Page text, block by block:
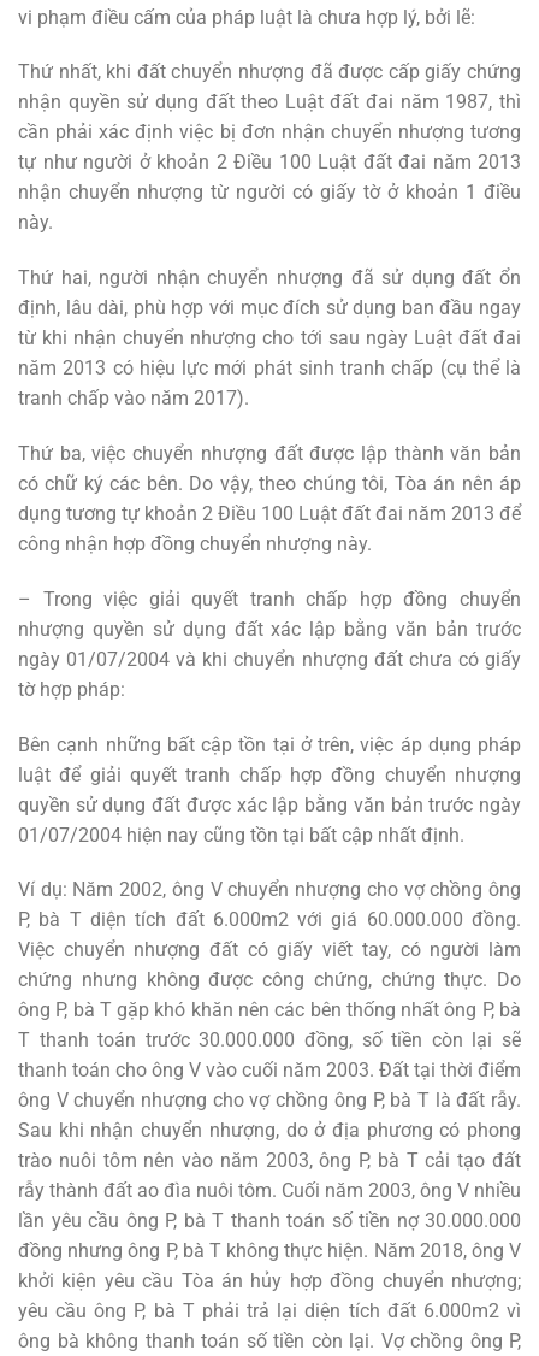
vi phạm điều cấm của pháp luật là chưa hợp lý, bởi lẽ:
Thứ nhất, khi đất chuyển nhượng đã được cấp giấy chứng
nhận quyền sử dụng đất theo Luật đất đai năm 1987, thì
cần phải xác định việc bị đơn nhận chuyển nhượng tương
tự như người ở khoản 2 Điều 100 Luật đất đai năm 2013
nhận chuyển nhượng từ người có giấy tờ ở khoản 1 điều
này.
Thứ hai, người nhận chuyển nhượng đã sử dụng đất ổn
định, lâu dài, phù hợp với mục đích sử dụng ban đầu ngay
từ khi nhận chuyển nhượng cho tới sau ngày Luật đất đai
năm 2013 có hiệu lực mới phát sinh tranh chấp (cụ thể là
tranh chấp vào năm 2017).
Thứ ba, việc chuyển nhượng đất được lập thành văn bản
có chữ ký các bên. Do vậy, theo chúng tôi, Tòa án nên áp
dụng tương tự khoản 2 Điều 100 Luật đất đai năm 2013 để
công nhận hợp đồng chuyển nhượng này.
– Trong việc giải quyết tranh chấp hợp đồng chuyển
nhượng quyền sử dụng đất xác lập bằng văn bản trước
ngày 01/07/2004 và khi chuyển nhượng đất chưa có giấy
tờ hợp pháp:
Bên cạnh những bất cập tồn tại ở trên, việc áp dụng pháp
luật để giải quyết tranh chấp hợp đồng chuyển nhượng
quyền sử dụng đất được xác lập bằng văn bản trước ngày
01/07/2004 hiện nay cũng tồn tại bất cập nhất định.
Ví dụ: Năm 2002, ông V chuyển nhượng cho vợ chồng ông
P, bà T diện tích đất 6.000m2 với giá 60.000.000 đồng.
Việc chuyển nhượng đất có giấy viết tay, có người làm
chứng nhưng không được công chứng, chứng thực. Do
ông P, bà T gặp khó khăn nên các bên thống nhất ông P, bà
T thanh toán trước 30.000.000 đồng, số tiền còn lại sẽ
thanh toán cho ông V vào cuối năm 2003. Đất tại thời điểm
ông V chuyển nhượng cho vợ chồng ông P, bà T là đất rẫy.
Sau khi nhận chuyển nhượng, do ở địa phương có phong
trào nuôi tôm nên vào năm 2003, ông P, bà T cải tạo đất
rẫy thành đất ao đìa nuôi tôm. Cuối năm 2003, ông V nhiều
lần yêu cầu ông P, bà T thanh toán số tiền nợ 30.000.000
đồng nhưng ông P, bà T không thực hiện. Năm 2018, ông V
khởi kiện yêu cầu Tòa án hủy hợp đồng chuyển nhượng;
yêu cầu ông P, bà T phải trả lại diện tích đất 6.000m2 vì
ông bà không thanh toán số tiền còn lại. Vợ chồng ông P,